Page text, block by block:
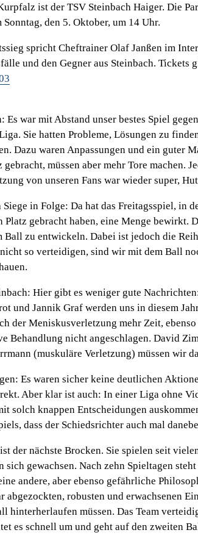
ist der TSV Steinbach Haiger. Die
den 5. Oktober, um 14 Uhr.
spricht Cheftrainer Olaf Janßen im
und den Gegner aus Steinbach. Tickets
Es war mit Abstand unser bestes Spiel
Sie hatten Probleme, Lösungen zu
Dazu waren Anpassungen und ein guter
gebracht, müssen aber mehr Tore machen.
von unseren Fans war wieder super,
in Folge: Da hat das Freitagsspiel, in
Platz gebracht haben, eine Menge bewirkt.
Ball zu entwickeln. Dabei ist jedoch die
so verteidigen, sind wir mit dem Ball
Hier gibt es weniger gute
und Jannik Graf werden uns in diesem
der Meniskusverletzung mehr Zeit,
Behandlung nicht angeschlagen. David
(muskuläre Verletzung) müssen wir
Es waren sicher keine deutlichen
Aber klar ist auch: In einer Liga ohne
solch knappen Entscheidungen
dass der Schiedsrichter auch mal
der nächste Brocken. Sie spielen seit
sich gewachsen. Nach zehn Spieltagen
andere, aber ebenso gefährliche
abgezockten, robusten und erwachsenen
hinterherlaufen müssen. Das Team
es schnell um und geht auf den zweiten